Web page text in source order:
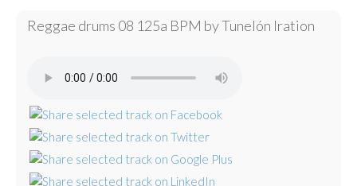
Reggae drums 08 125a BPM by Tunelón Iration